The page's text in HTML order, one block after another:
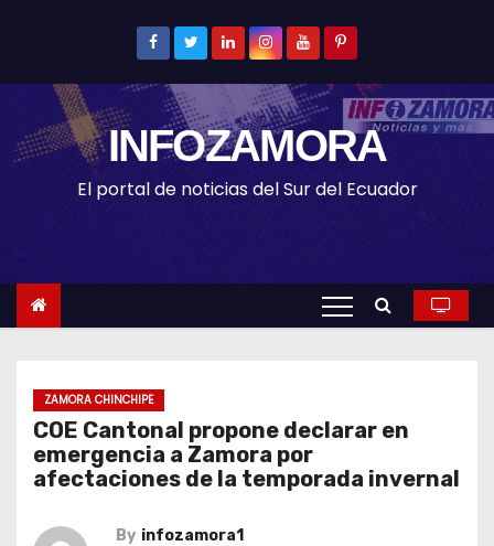
t
e
INFOZAMORA
El portal de noticias del Sur del Ecuador
ZAMORA CHINCHIPE
COE Cantonal propone declarar en
emergencia a Zamora por
afectaciones de la temporada invernal
By infozamora1